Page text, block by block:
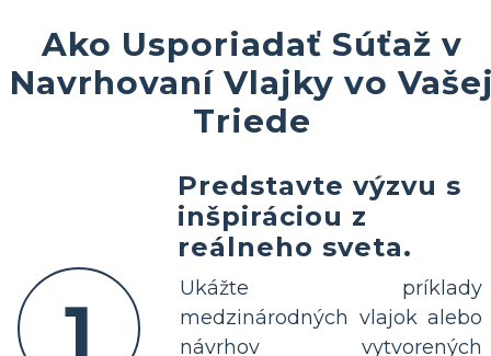
Ako Usporiadať Súťaž v
Navrhovaní Vlajky vo
Triede
1
Predstavte výzvu s
inšpiráciou z
reálneho sveta.
Ukážte príklady
medzinárodných vlajok alebo
návrhov vytvorených